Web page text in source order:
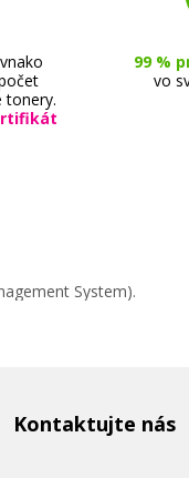
tonery.
99 %
vo
System).
Kontaktujte nás